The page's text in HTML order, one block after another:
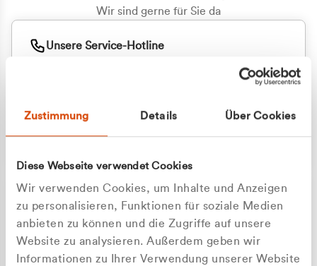
Zustimmung Details Über Cookies
Diese Webseite verwendet Cookies
Wir verwenden Cookies, um Inhalte und Anzeigen
zu personalisieren, Funktionen für soziale Medien
anbieten zu können und die Zugriffe auf unsere
Website zu analysieren. Außerdem geben wir
Informationen zu Ihrer Verwendung unserer Website
Wir sind gerne für Sie da
Unsere Service-Hotline
+49 177 8376058